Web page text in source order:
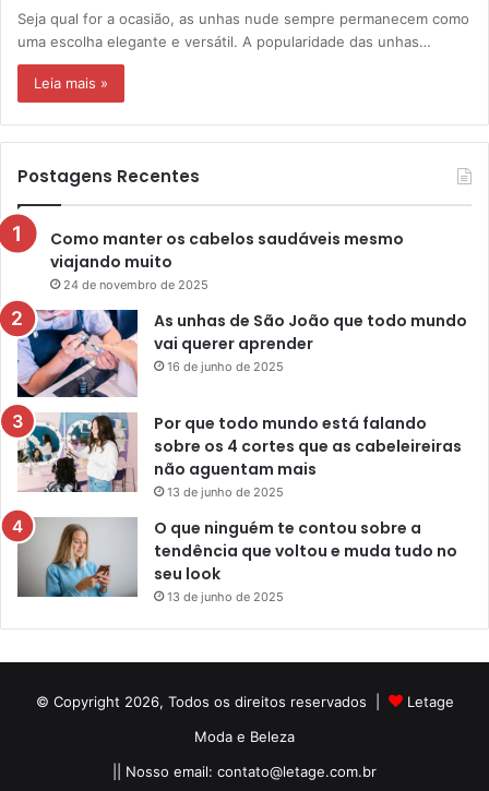
Seja qual for a ocasião, as unhas nude sempre permanecem como
uma escolha elegante e versátil. A popularidade das unhas…
Leia mais »
Postagens Recentes
Como manter os cabelos saudáveis mesmo
viajando muito
24 de novembro de 2025
As unhas de São João que todo mundo
vai querer aprender
16 de junho de 2025
Por que todo mundo está falando
sobre os 4 cortes que as cabeleireiras
não aguentam mais
13 de junho de 2025
O que ninguém te contou sobre a
tendência que voltou e muda tudo no
seu look
13 de junho de 2025
© Copyright 2026, Todos os direitos reservados |
Letage
Moda e Beleza
|| Nosso email: contato@letage.com.br